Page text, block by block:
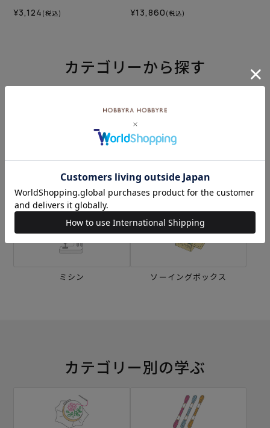
＞（材料セット）
¥3,124 (税込)
ー＞
¥13,860 (税込)
カテゴリーから探す
キット
刺し子 編み物
ミシン ソーイングボックス
カテゴリー別の学ぶ